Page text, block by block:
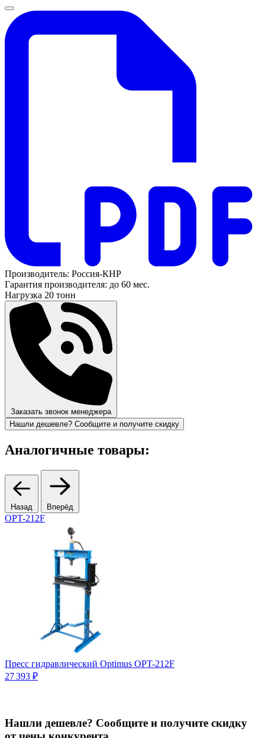
Производитель: Россия-КНР
Гарантия производителя: до 60 мес.
Нагрузка 20 тонн
Заказать звонок менеджера
Нашли дешевле? Сообщите и получите скидку
Аналогичные товары:
Назад Вперёд
OPT-212F
Пресс гидравлический Optimus OPT-212F
27 393 ₽
Нашли дешевле? Сообщите и получите скидку